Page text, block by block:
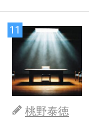
11
桃野泰徳